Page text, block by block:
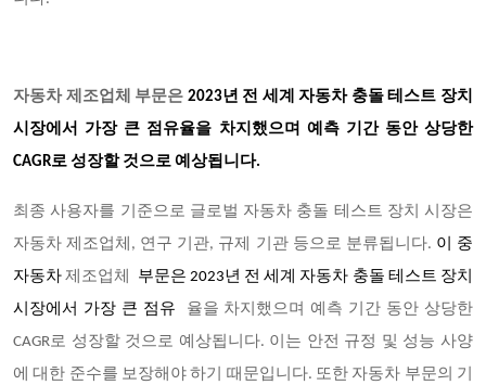
자동차 제조업체 부문은 2023년 전 세계 자동차 충돌 테스트 장치
시장에서 가장 큰 점유율을 차지했으며 예측 기간 동안 상당한
CAGR로 성장할 것으로 예상됩니다.
최종 사용자를 기준으로 글로벌 자동차 충돌 테스트 장치 시장은
자동차 제조업체, 연구 기관, 규제 기관 등으로 분류됩니다. 이 중
자동차제조업체
부문은 2023년 전 세계 자동차 충돌 테스트 장치
시장에서 가장 큰 점유
율을 차지했으며 예측 기간 동안 상당한
CAGR로 성장할 것으로 예상됩니다. 이는 안전 규정 및 성능 사양
에 대한 준수를 보장해야 하기 때문입니다. 또한 자동차 부문의 기